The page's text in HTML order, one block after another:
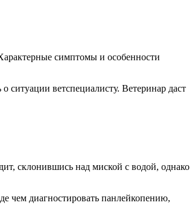
симптомы и особенности
ситуации ветспециалисту. Ветеринар даст
склонившись над миской с водой, однако
чем диагностировать панлейкопению,